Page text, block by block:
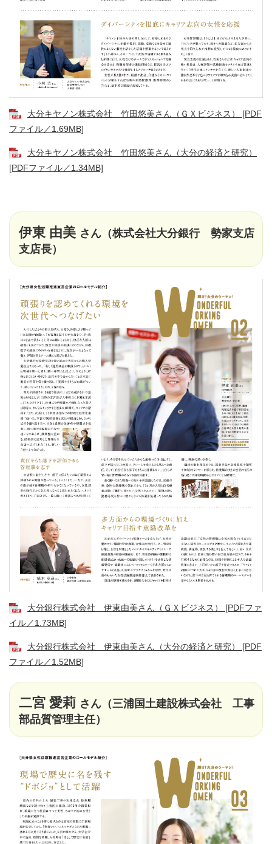
大分キヤノン株式会社 竹田悠美さん（ＧＸビジネス） [PDF
ファイル／1.69MB]
大分キヤノン株式会社 竹田悠美さん（大分の経済と研究）
[PDFファイル／1.34MB]
伊東 由美 さん（株式会社大分銀行 勢家支店
支店長）
大分銀行株式会社 伊東由美さん（ＧＸビジネス） [PDFファ
イル／1.73MB]
大分銀行株式会社 伊東由美さん（大分の経済と研究） [PDF
ファイル／1.52MB]
二宮 愛莉 さん（三浦国土建設株式会社 工事
部品質管理主任）